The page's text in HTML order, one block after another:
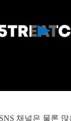
Play
채널은 물론